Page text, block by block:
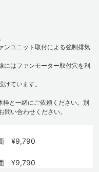
ンユニット取付による強制排気
はファンモーター取付穴を利
ています。
と一緒にご依頼ください。別
い合わせください。
¥9,790
¥9,790